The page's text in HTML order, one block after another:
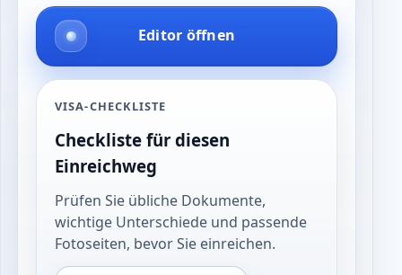
Editor öffnen
VISA-CHECKLISTE
Checkliste für diesen
Einreichweg
Prüfen Sie übliche Dokumente,
wichtige Unterschiede und passende
Fotoseiten, bevor Sie einreichen.